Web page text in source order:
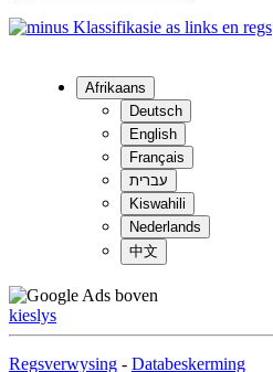
Klassifikasie as links en regs
Afrikaans
Deutsch
English
Français
עברית
Kiswahili
Nederlands
中文
kieslys
Regsverwysing - Databeskerming